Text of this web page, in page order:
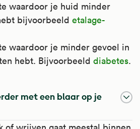
waardoor je huid minder
bijvoorbeeld etalage-
waardoor je minder gevoel in
hebt. Bijvoorbeeld diabetes.
met een blaar op je